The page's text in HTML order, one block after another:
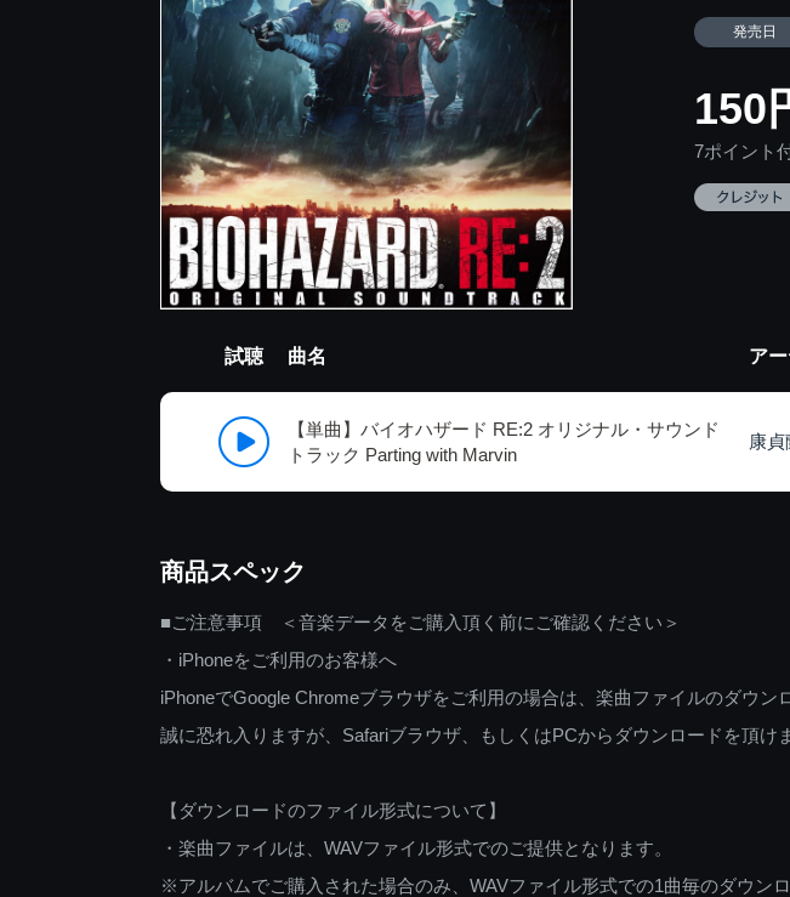
発売日
150
7ポイント
試聴 曲名 ア
【単曲】バイオハザード RE:2 オリジナル・サウンド
トラック Parting with Marvin
康貞
商品スペック
■ご注意事項 ＜音楽データをご購入頂く前にご確認ください＞
・iPhoneをご利用のお客様へ
iPhoneでGoogle Chromeブラウザをご利用の場合は、楽曲ファイルのダウン
誠に恐れ入りますが、Safariブラウザ、もしくはPCからダウンロードを頂け
【ダウンロードのファイル形式について】
・楽曲ファイルは、WAVファイル形式でのご提供となります。
※アルバムでご購入された場合のみ、WAVファイル形式での1曲毎のダウン